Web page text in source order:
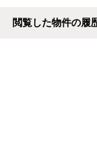
閲覧した物件の履